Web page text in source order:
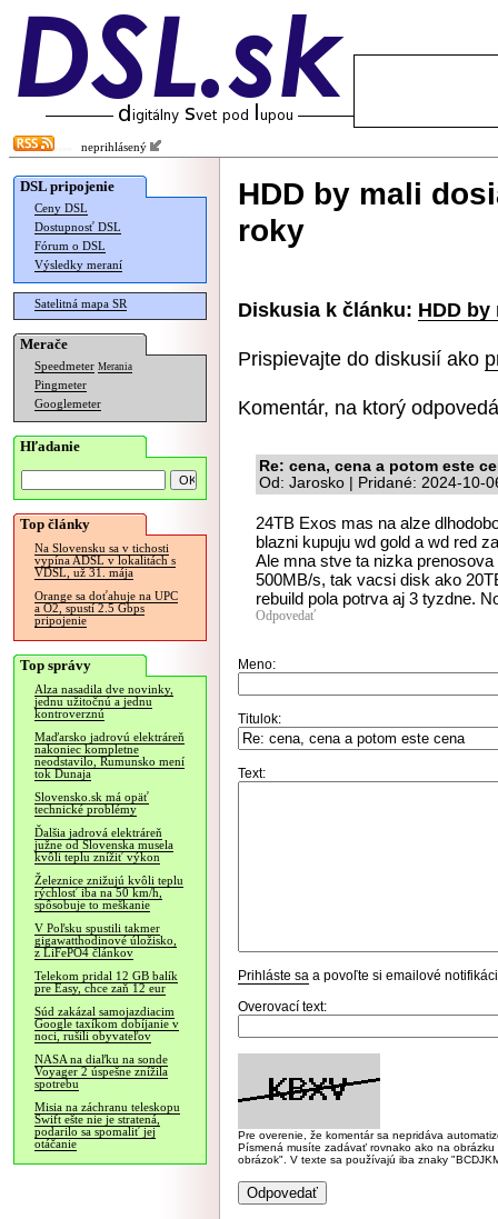
neprihlásený
DSL pripojenie
Ceny DSL
Dostupnosť DSL
Fórum o DSL
Výsledky meraní
Satelitná mapa SR
Merače
Speedmeter Merania
Pingmeter
Googlemeter
Hľadanie
Top články
Na Slovensku sa v tichosti
vypína ADSL v lokalitách s
VDSL, už 31. mája
Orange sa doťahuje na UPC
a O2, spustí 2.5 Gbps
pripojenie
Top správy
Alza nasadila dve novinky,
jednu užitočnú a jednu
kontroverznú
Maďarsko jadrovú elektráreň
nakoniec kompletne
neodstavilo, Rumunsko mení
tok Dunaja
Slovensko.sk má opäť
technické problémy
Ďalšia jadrová elektráreň
južne od Slovenska musela
kvôli teplu znížiť výkon
Železnice znižujú kvôli teplu
rýchlosť iba na 50 km/h,
spôsobuje to meškanie
V Poľsku spustili takmer
gigawatthodinové úložisko,
z LiFePO4 článkov
Telekom pridal 12 GB balík
pre Easy, chce zaň 12 eur
Súd zakázal samojazdiacim
Google taxíkom dobíjanie v
noci, rušili obyvateľov
NASA na diaľku na sonde
Voyager 2 úspešne znížila
spotrebu
Misia na záchranu teleskopu
Swift ešte nie je stratená,
podarilo sa spomaliť jej
otáčanie
HDD by mali
roky
Diskusia k článku: HDD
Prispievajte do diskusií ako
Komentár, na ktorý
Re: cena, cena a potom este
Od: Jarosko | Pridané: 2024-10-
24TB Exos mas na alze
blazni kupuju wd gold a wd red
Ale mna stve ta nizka
500MB/s, tak vacsi disk ako
rebuild pola potrva aj 3 tyzdne.
Odpovedať
Meno:
Titulok:
Text:
Prihláste sa a povoľte si emailové
Overovací text:
Pre overenie, že komentár sa nepridáva
Písmená musíte zadávať rovnako ako na
obrázok". V texte sa používajú iba znaky